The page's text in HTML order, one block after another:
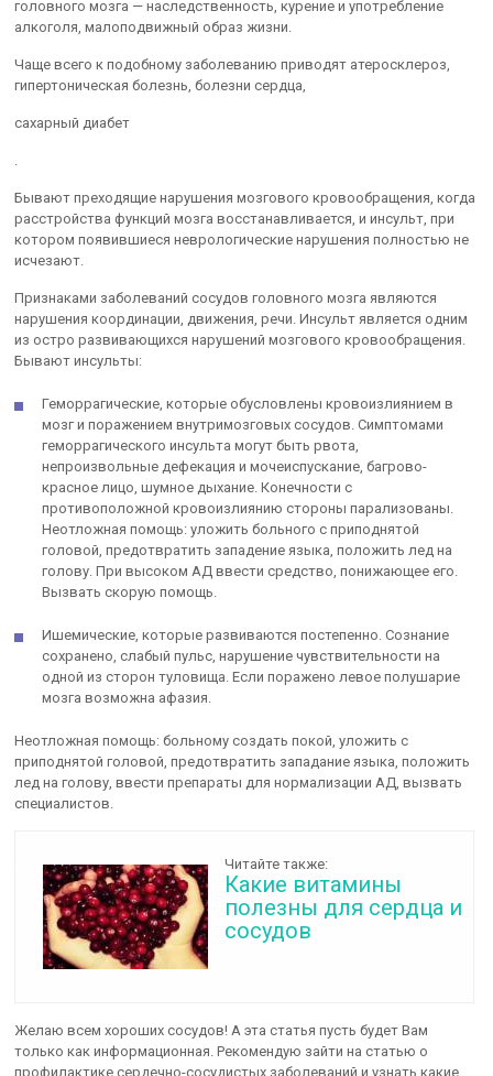
головного мозга — наследственность, курение и употребление
алкоголя, малоподвижный образ жизни.
Чаще всего к подобному заболеванию приводят атеросклероз,
гипертоническая болезнь, болезни сердца,
сахарный диабет
Бывают преходящие нарушения мозгового кровообращения, когда
расстройства функций мозга восстанавливается, и инсульт, при
котором появившиеся неврологические нарушения полностью не
исчезают.
Признаками заболеваний сосудов головного мозга являются
нарушения координации, движения, речи. Инсульт является одним
из остро развивающихся нарушений мозгового кровообращения.
Бывают инсульты:
Геморрагические, которые обусловлены кровоизлиянием в
мозг и поражением внутримозговых сосудов. Симптомами
геморрагического инсульта могут быть рвота,
непроизвольные дефекация и мочеиспускание, багрово-
красное лицо, шумное дыхание. Конечности с
противоположной кровоизлиянию стороны парализованы.
Неотложная помощь: уложить больного с приподнятой
головой, предотвратить западение языка, положить лед на
голову. При высоком АД ввести средство, понижающее его.
Вызвать скорую помощь.
Ишемические, которые развиваются постепенно. Сознание
сохранено, слабый пульс, нарушение чувствительности на
одной из сторон туловища. Если поражено левое полушарие
мозга возможна афазия.
Неотложная помощь: больному создать покой, уложить с
приподнятой головой, предотвратить западание языка, положить
лед на голову, ввести препараты для нормализации АД, вызвать
специалистов.
Читайте также:
Какие витамины
полезны для сердца и
сосудов
Желаю всем хороших сосудов! А эта статья пусть будет Вам
только как информационная. Рекомендую зайти на статью о
профилактике сердечно-сосудистых заболеваний и узнать какие